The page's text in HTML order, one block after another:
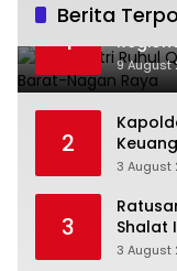
Berita
1
Dua
9 August
2
3 August
3
Shalat
3 August